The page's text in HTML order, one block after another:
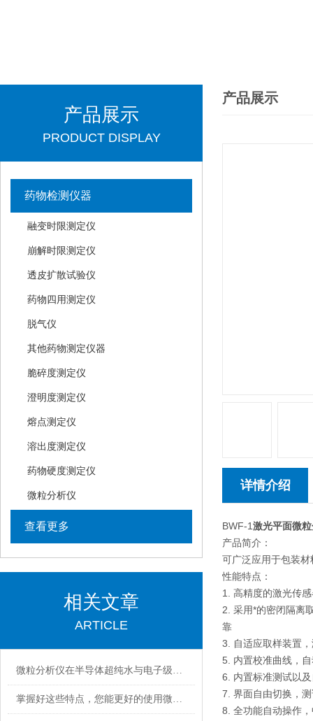
产品展示
PRODUCT DISPLAY
药物检测仪器
融变时限测定仪
崩解时限测定仪
透皮扩散试验仪
药物四用测定仪
脱气仪
其他药物测定仪器
脆碎度测定仪
澄明度测定仪
熔点测定仪
溶出度测定仪
药物硬度测定仪
微粒分析仪
查看更多
相关文章
ARTICLE
微粒分析仪在半导体超纯水与电子级化学品检测中的关键作用
掌握好这些特点，您能更好的使用微粒分析仪
产品展示
详情介绍
BWF-1激光平面微
产品简介：
可广泛应用于包装
性能特点：
1. 高精度的激光传
2. 采用*的密闭隔离
靠
3. 自适应取样装置
5. 内置校准曲线，
6. 内置标准测试以
7. 界面自由切换，
8. 全功能自动操作